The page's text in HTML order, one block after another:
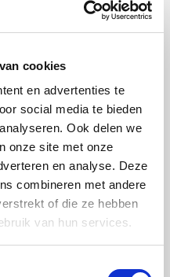
cookies
en advertenties te
social media te bieden
Ook delen we
onze site met onze
en analyse. Deze
combineren met andere
of die ze hebben
van hun services.
De Online Drogist
Plopsa Adidas